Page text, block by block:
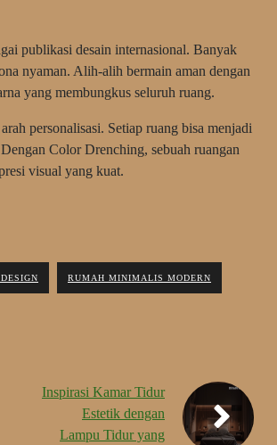
publikasi desain internasional. Banyak
nyaman. Alih-alih bermain aman dengan
yang membungkus seluruh ruang.
personalisasi. Setiap ruang bisa menjadi
Color Drenching, sebuah ruangan
visual yang kuat.
RUMAH MINIMALIS MODERN
Inspirasi Kamar Tidur
Estetik dengan
Lampu Tidur yang